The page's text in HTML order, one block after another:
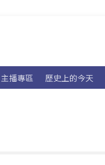
主播專區 歷史上的今天